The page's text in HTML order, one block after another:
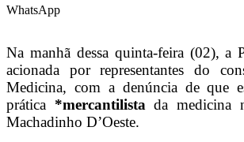
WhatsApp
Na manhã dessa quinta-feira (02),
acionada por representantes do
Medicina, com a denúncia de que
prática *mercantilistada medicina
Machadinho D’Oeste.